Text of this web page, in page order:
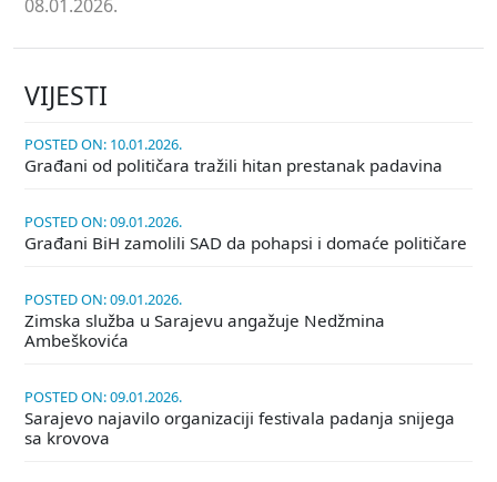
08.01.2026.
VIJESTI
POSTED ON: 10.01.2026.
Građani od političara tražili hitan prestanak padavina
POSTED ON: 09.01.2026.
Građani BiH zamolili SAD da pohapsi i domaće političare
POSTED ON: 09.01.2026.
Zimska služba u Sarajevu angažuje Nedžmina
Ambeškovića
POSTED ON: 09.01.2026.
Sarajevo najavilo organizaciji festivala padanja snijega
sa krovova